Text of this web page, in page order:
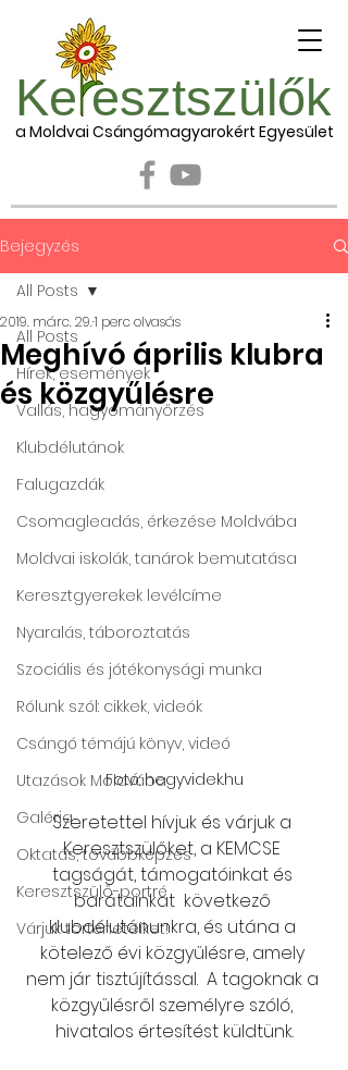
Ke esztszülők
a Moldvai Csángómagyarokért Egyesület
Bejegyzés
All Posts
Hírek, események
Vallás, hagyományőrzés
Klubdélutánok
Falugazdák
Csomagleadás, érkezése Moldvába
Moldvai iskolák, tanárok bemutatása
Keresztgyerekek levélcíme
Nyaralás, táboroztatás
Szociális és jótékonysági munka
Rólunk szól: cikkek, videók
Csángó témájú könyv, videó
Utazások Moldvába
Galéria
Oktatás, továbbképzés
Keresztszülő-portré
Várjuk történeteiket!
All Posts
Meghívó április klubra
és közgyűlésre
2019. márc. 29.1 perc olvasás
Fotó: hegyvidek.hu
Szeretettel hívjuk és várjuk a
Keresztszülőket, a KEMCSE
tagságát, támogatóinkat és
barátainkat  következő
klubdélutánunkra, és utána a
kötelező évi közgyűlésre, amely
nem jár tisztújítással.  A tagoknak a
közgyűlésről személyre szóló,
hivatalos értesítést küldtünk.